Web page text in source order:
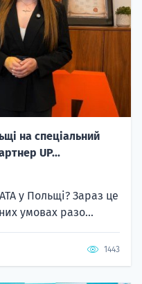
на спеціальний
UP...
у Польщі? Зараз це
умовах разо...
1443